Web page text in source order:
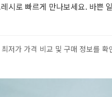
시로 빠르게 만나보세요. 바쁜
저가 가격 비교 및 구매 정보를 확